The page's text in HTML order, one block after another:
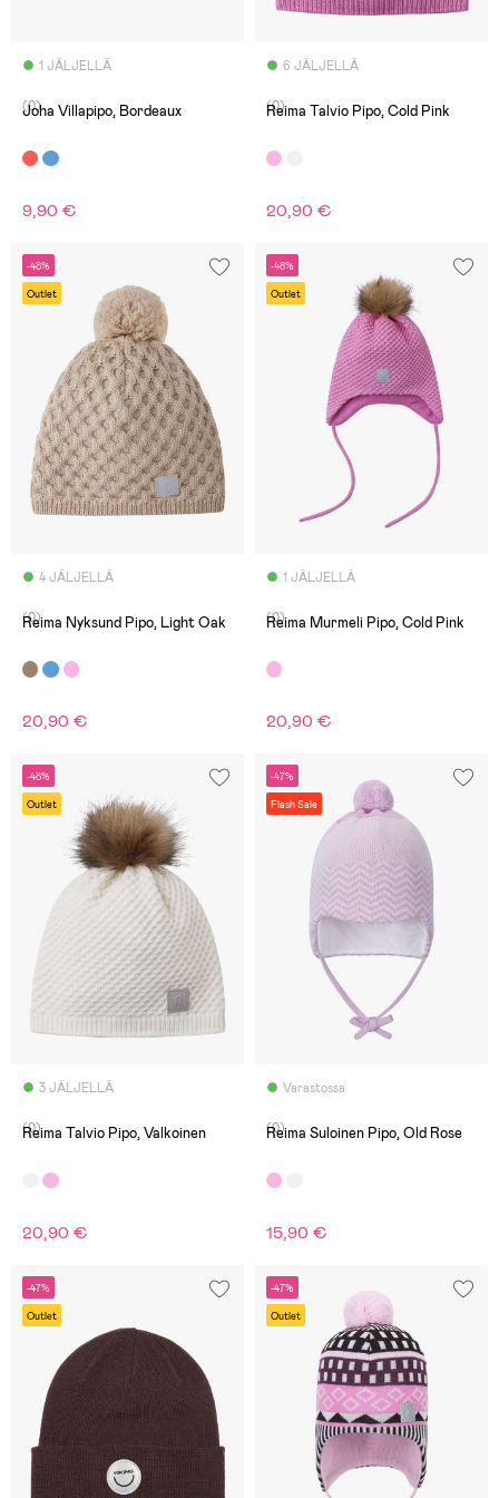
1 JÄLJELLÄ
(0)
Joha Villapipo, Bordeaux
9,90 €
6 JÄLJELLÄ
(0)
Reima Talvio Pipo, Cold Pink
20,90 €
-48%
Outlet
4 JÄLJELLÄ
(0)
Reima Nyksund Pipo, Light Oak
20,90 €
-48%
Outlet
1 JÄLJELLÄ
(0)
Reima Murmeli Pipo, Cold Pink
20,90 €
-48%
Outlet
3 JÄLJELLÄ
(0)
Reima Talvio Pipo, Valkoinen
20,90 €
-47%
Flash Sale
Varastossa
(0)
Reima Suloinen Pipo, Old Rose
15,90 €
-47%
Outlet
-47%
Outlet